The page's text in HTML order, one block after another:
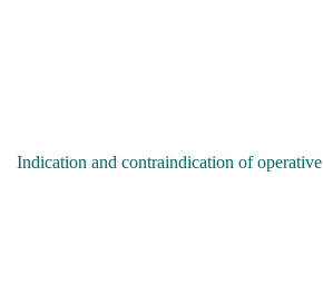
Indication and contraindication of operative